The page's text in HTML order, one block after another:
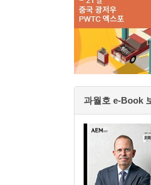
과월호 e-Book